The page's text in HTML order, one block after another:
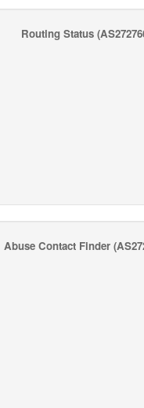
Routing Status
Abuse Contact Finder